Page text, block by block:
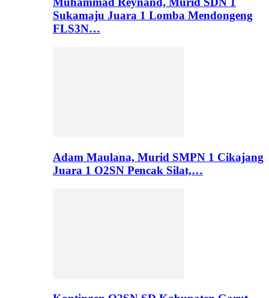
Sukamaju Juara 1 Lomba Mendongeng
FLS3N…
Adam Maulana, Murid SMPN 1 Cikajang
Juara 1 O2SN Pencak Silat,…